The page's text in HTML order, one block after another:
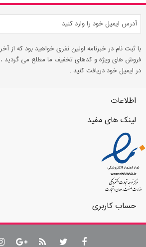
با ثبت نام در خبرنامه اولین نفری خواهید بود که از
فروش های ویژه و کدهای تخفیف ما مطلع می گردید ،
در ایمیل خود دریافت کنید .
اطلاعات
لینک های مفید
حساب کاربری